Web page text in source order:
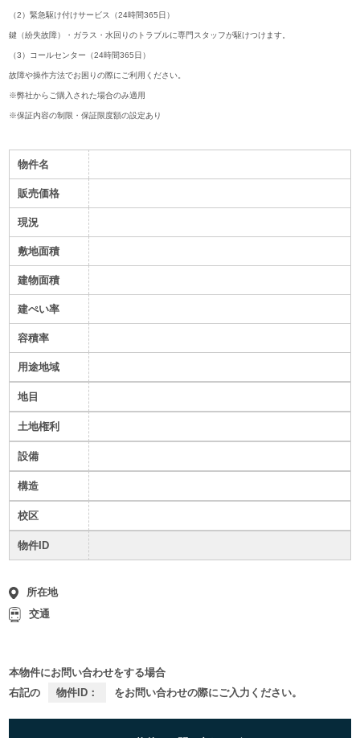
（2）緊急駆け付けサービス（24時間365日）
鍵（紛失故障）・ガラス・水回りのトラブルに専門スタッフが駆けつけます。
（3）コールセンター（24時間365日）
故障や操作方法でお困りの際にご利用ください。
※弊社からご購入された場合のみ適用
※保証内容の制限・保証限度額の設定あり
物件名
販売価格
現況
敷地面積
建物面積
建ぺい率
容積率
用途地域
地目
土地権利
設備
構造
校区
物件ID
所在地
交通
本物件にお問い合わせをする場合
右記の
物件ID： をお問い合わせの際にご入力ください。